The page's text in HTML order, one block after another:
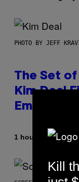
PHOTO BY JEFF
The Set
Kim Deal
1 hour agoBy
Kill